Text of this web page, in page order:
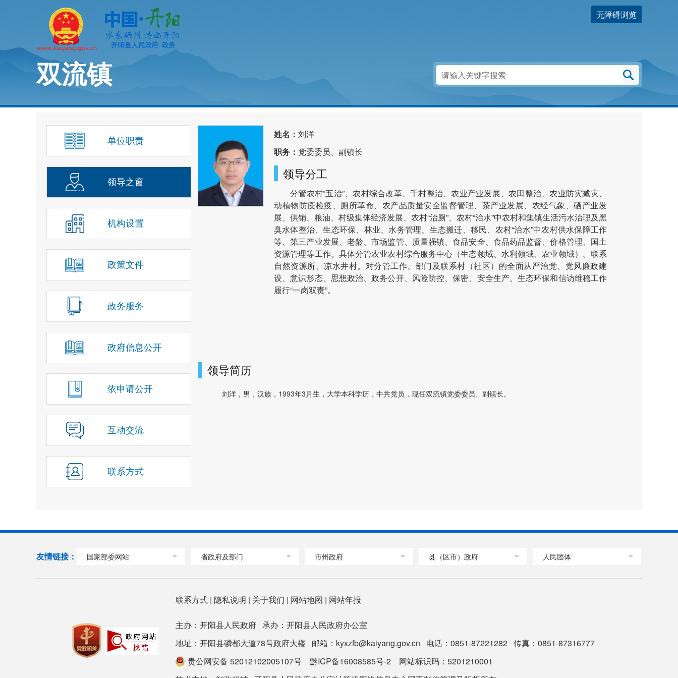
无障碍浏览
双流镇
单位职责
领导之窗
机构设置
政策文件
政务服务
政府信息公开
依申请公开
互动交流
联系方式
姓名： 刘洋
职务： 党委委员、副镇长
领导分工
分管农村“五治”、农村综合改革、千村整治、农业产业发展、农田整治、农业防灾减灾、
动植物防疫检疫、厕所革命、农产品质量安全监督管理、茶产业发展、农经气象、硒产业发
展、供销、粮油、村级集体经济发展、农村“治厕”、农村“治水”中农村和集镇生活污水治理及黑
臭水体整治、生态环保、林业、水务管理、生态搬迁、移民、农村“治水”中农村供水保障工作
等、第三产业发展、老龄、市场监管、质量强镇、食品安全、食品药品监督、价格管理、国土
资源管理等工作。具体分管农业农村综合服务中心（生态领域、水利领域、农业领域）。联系
自然资源所、凉水井村。对分管工作、部门及联系村（社区）的全面从严治党、党风廉政建
设、意识形态、思想政治、政务公开、风险防控、保密、安全生产、生态环保和信访维稳工作
履行“一岗双责”。
领导简历
刘洋，男，汉族，1993年3月生，大学本科学历，中共党员，现任双流镇党委委员、副镇长。
友情链接： 国家部委网站 省政府及部门 市州政府 县（区市）政府 人民团体
联系方式 | 隐私说明 | 关于我们 | 网站地图 | 网站年报
主办：开阳县人民政府 承办：开阳县人民政府办公室
地址：开阳县磷都大道78号政府大楼 邮箱：kyxzfb@kaiyang.gov.cn 电话：0851-87221282 传真：0851-87316777
贵公网安备 52012102005107号
黔ICP备16008585号-2 网站标识码：5201210001